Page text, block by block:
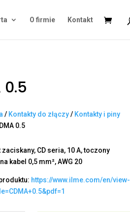
O firmie Kontakt
0.5
/ Kontakty do złączy/ Kontakty i piny
0.5
CD seria, 10 A, toczony
kabel 0,5 mm², AWG 20
https://www.ilme.com/en/view-